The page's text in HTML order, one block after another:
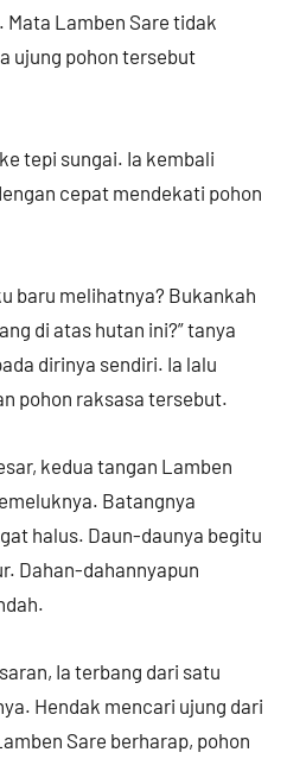
Lamben Sare tidak
ujung pohon tersebut
tepi sungai. Ia kembali
cepat mendekati pohon
baru melihatnya? Bukankah
di atas hutan ini?” tanya
dirinya sendiri. Ia lalu
pohon raksasa tersebut.
kedua tangan Lamben
Batangnya
halus. Daun-daunya begitu
Dahan-dahannyapun
Ia terbang dari satu
Hendak mencari ujung dari
Sare berharap, pohon